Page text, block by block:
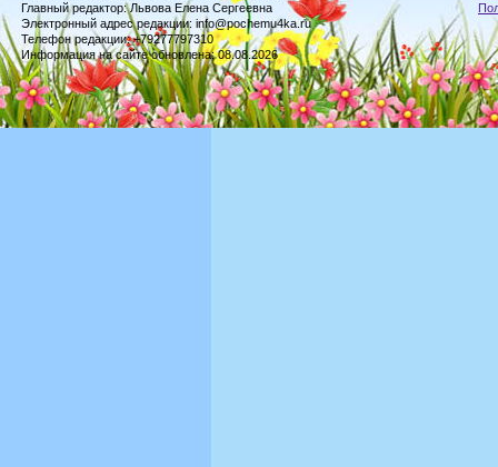
Главный редактор: Львова Елена Сергеевна
Электронный адрес редакции: info@pochemu4ka.ru
Телефон редакции: +79277797310
Информация на сайте обновлена: 08.08.2026